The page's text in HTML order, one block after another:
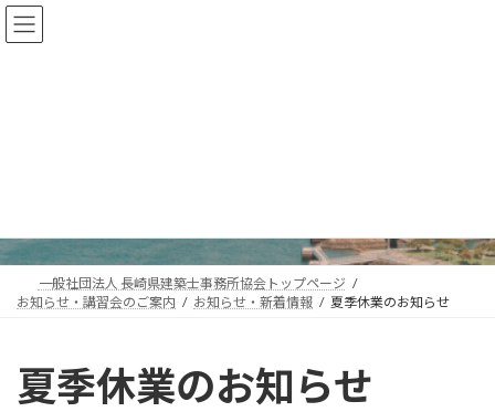
コ
ン
ッ
プ
ナ
ビ
移
動
一般社団法人 長崎県建築士事務所協会トップページ
お知らせ・講習会のご案内
お知らせ・新着情報 夏季休業のお知らせ
夏季休業のお知らせ